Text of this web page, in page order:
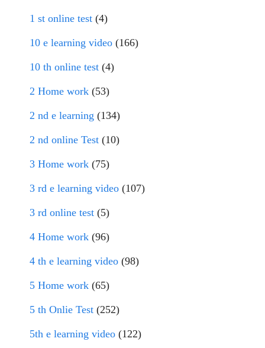
1 st online test (4)
10 e learning video (166)
10 th online test (4)
2 Home work (53)
2 nd e learning (134)
2 nd online Test (10)
3 Home work (75)
3 rd e learning video (107)
3 rd online test (5)
4 Home work (96)
4 th e learning video (98)
5 Home work (65)
5 th Onlie Test (252)
5th e learning video (122)